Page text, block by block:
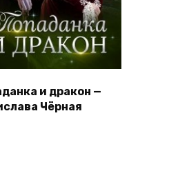
и дракон —
Чёрная